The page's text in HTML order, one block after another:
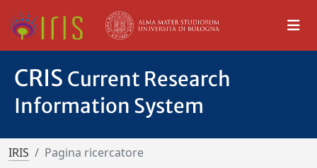
CRIS Current Research
Information System
IRIS Pagina ricercatore